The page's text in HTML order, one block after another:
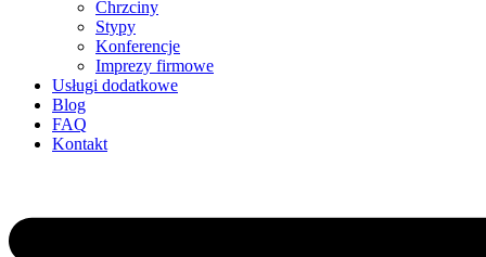
Chrzciny
Stypy
Konferencje
Imprezy firmowe
Usługi dodatkowe
Blog
FAQ
Kontakt